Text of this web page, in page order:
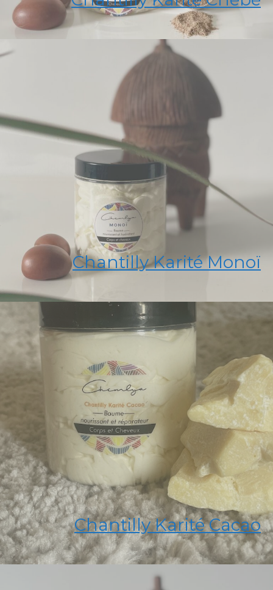
Chantilly Karité Monoï
Chantilly Karité Cacao